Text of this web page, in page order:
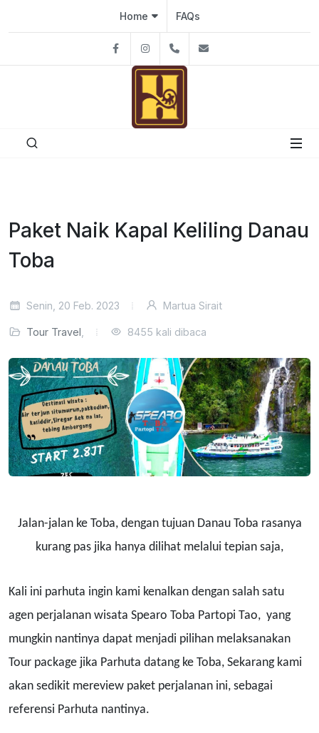
Home FAQs
FacebookInstagram08111926991
Paket Naik Kapal Keliling Danau
Toba
Senin, 20 Feb. 2023 Martua Sirait
Tour Travel 8455 kali dibaca
Jalan-jalan ke Toba, dengan tujuan Danau Toba rasanya
kurang pas jika hanya dilihat melalui tepian saja,
Kali ini parhuta ingin kami kenalkan dengan salah satu
agen perjalanan wisata Spearo Toba Partopi Tao, yang
mungkin nantinya dapat menjadi pilihan melaksanakan
Tour package jika Parhuta datang ke Toba, Sekarang kami
akan sedikit mereview paket perjalanan ini, sebagai
referensi Parhuta nantinya.